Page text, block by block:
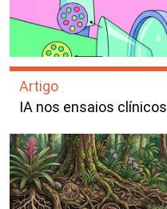
Artigo
IA nos ensaios clínicos